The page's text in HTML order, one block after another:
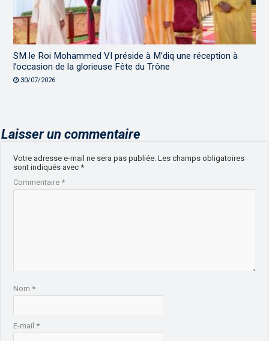
SM le Roi Mohammed VI préside à M’diq une réception à
l’occasion de la glorieuse Fête du Trône
30/07/2026
Laisser un commentaire
Votre adresse e-mail ne sera pas publiée. Les champs obligatoires
sont indiqués avec*
Commentaire*
Nom*
E-mail*